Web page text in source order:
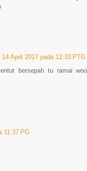
14 April 2017 pada 12:33 PTG
bersepah tu ramai
11:37 PG